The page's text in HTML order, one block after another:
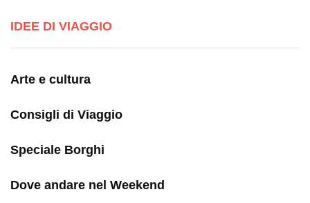
IDEE DI VIAGGIO
Arte e cultura
Consigli di Viaggio
Speciale Borghi
Dove andare nel Weekend